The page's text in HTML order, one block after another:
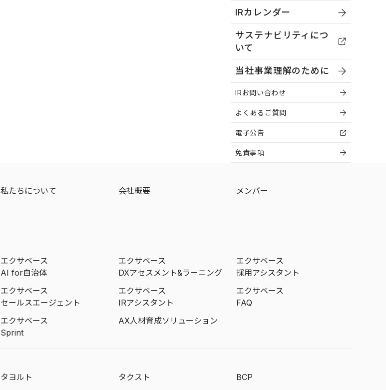
IRカレンダー
サステナビリティにつ
いて
当社事業理解のために
IRお問い合わせ
よくあるご質問
電子公告
免責事項
私たちについて 会社概要
メンバー
エクサベース
AI for自治体
エクサベース
DXアセスメント&ラーニング
エクサベース
採用アシスタント
エクサベース
セールスエージェント
エクサベース
IRアシスタント
エクサベース
FAQ
エクサベース
Sprint
AX人材育成ソリューション
タヨルト タクスト BCP